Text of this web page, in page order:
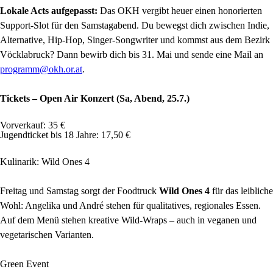
Lokale Acts aufgepasst: Das OKH vergibt heuer einen honorierten
Support-Slot für den Samstagabend. Du bewegst dich zwischen Indie,
Alternative, Hip-Hop, Singer-Songwriter und kommst aus dem Bezirk
Vöcklabruck? Dann bewirb dich bis 31. Mai und sende eine Mail an
programm@okh.or.at.
Tickets – Open Air Konzert (Sa, Abend, 25.7.)
Vorverkauf: 35 €
Jugendticket bis 18 Jahre: 17,50 €
Kulinarik: Wild Ones 4
Freitag und Samstag sorgt der Foodtruck Wild Ones 4 für das leibliche
Wohl: Angelika und André stehen für qualitatives, regionales Essen.
Auf dem Menü stehen kreative Wild-Wraps – auch in veganen und
vegetarischen Varianten.
Green Event